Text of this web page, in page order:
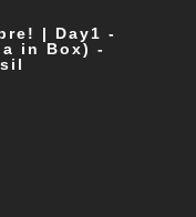
| Day1 -
in Box) -